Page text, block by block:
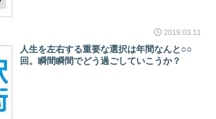
2019.03.11
人生を左右する重要な選択は年間なんと○○
回。瞬間瞬間でどう過ごしていこうか？